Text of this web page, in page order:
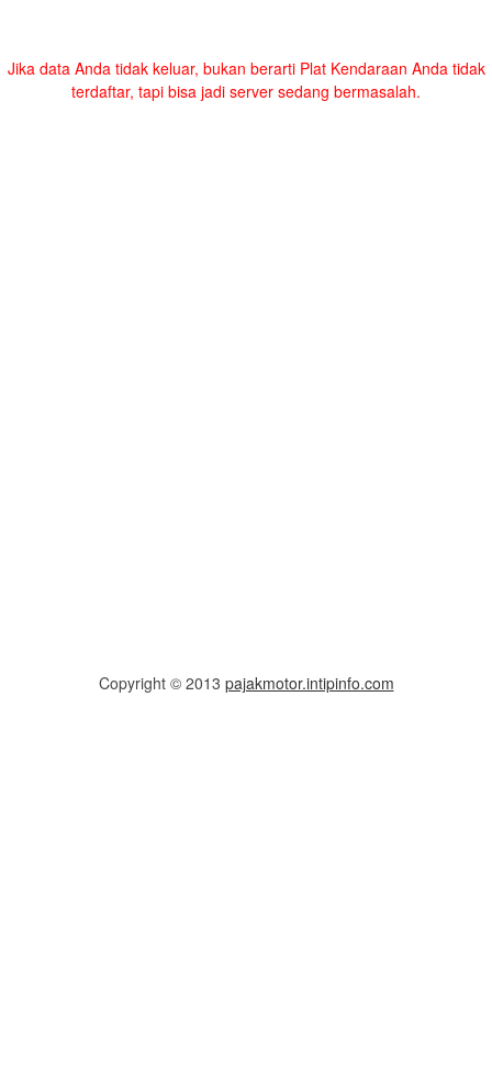
Jika data Anda tidak keluar, bukan berarti Plat Kendaraan Anda tidak
terdaftar, tapi bisa jadi server sedang bermasalah.
Copyright © 2013 pajakmotor.intipinfo.com